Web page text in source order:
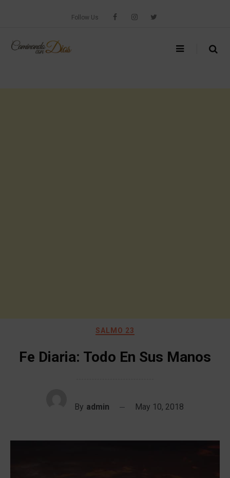
Follow Us
SALMO 23
Fe Diaria: Todo En Sus Manos
By admin May 10, 2018